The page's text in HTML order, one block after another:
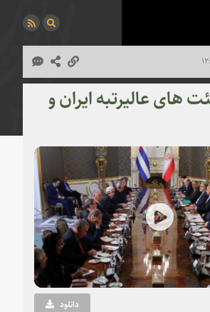
عالیرتبه ایران و
Play
Video دانلود